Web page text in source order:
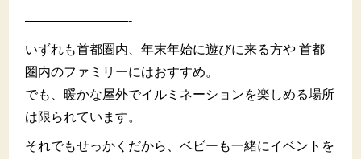
————————-
いずれも首都圏内、年末年始に遊びに来る方や 首都
圏内のファミリーにはおすすめ。
でも、暖かな屋外でイルミネーションを楽しめる場所
は限られています。
それでもせっかくだから、ベビーも一緒にイベントを